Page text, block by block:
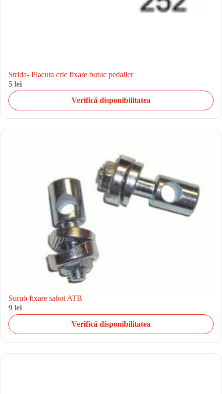
Strida- Placuta cric fixare butuc pedalier
5 lei
Verifică disponibilitatea
Surub fixare sabot ATB
9 lei
Verifică disponibilitatea